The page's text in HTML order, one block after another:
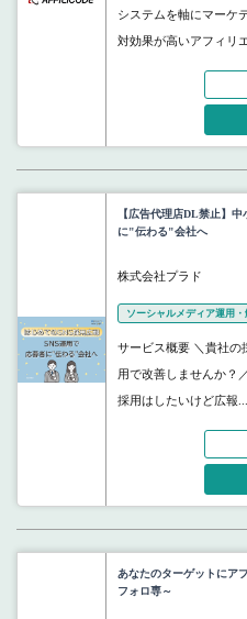
システムを軸にマーケ
対効果が高いアフィリエ
【広告代理店DL禁止】
に"伝わる"会社へ
株式会社プラド
ソーシャルメディア運用・
サービス概要 ＼貴社の
用で改善しませんか？
採用はしたいけど広報...
あなたのターゲットにア
フォロ専～